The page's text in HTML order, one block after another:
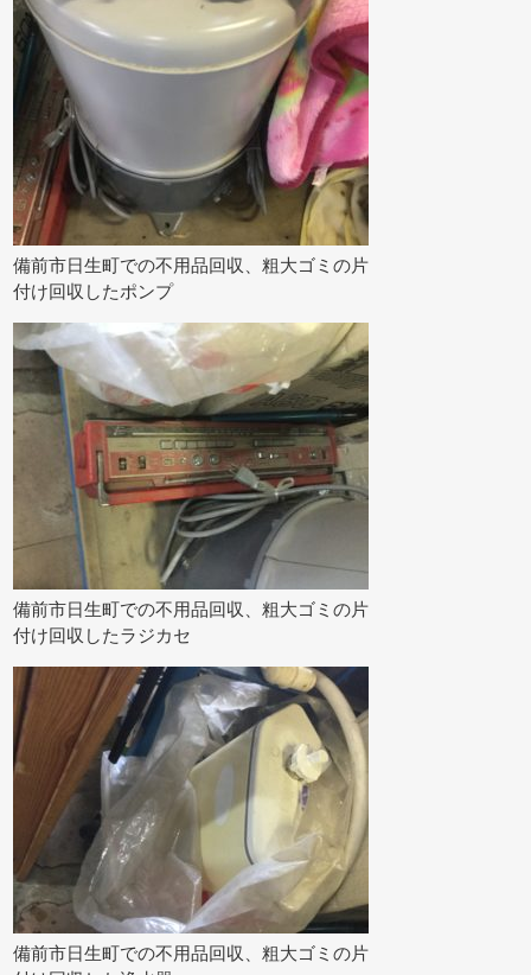
備前市日生町での不用品回収、粗大ゴミの片
付け回収したポンプ
備前市日生町での不用品回収、粗大ゴミの片
付け回収したラジカセ
備前市日生町での不用品回収、粗大ゴミの片